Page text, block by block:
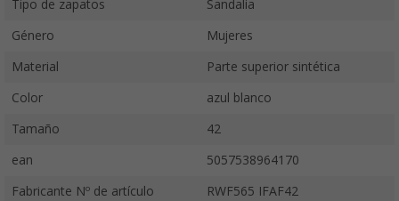
Tipo de zapatos Sandalia
Género Mujeres
Material Parte superior sintética
Color azul blanco
Tamaño 42
ean 5057538964170
Fabricante Nº de artículo RWF565 IFAF42